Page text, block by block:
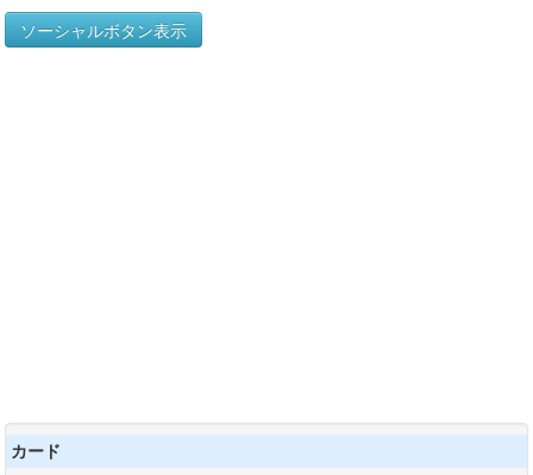
ソーシャルボタン表示
カード